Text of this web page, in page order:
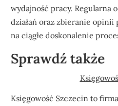
wydajność pracy. Regularna
działań oraz zbieranie
na ciągłe doskonalenie
Sprawdź także
Księgowość Szczecin to